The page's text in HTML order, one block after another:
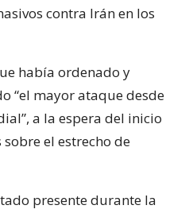
contra Irán en los
había ordenado y
“el mayor ataque desde
a la espera del inicio
el estrecho de
presente durante la